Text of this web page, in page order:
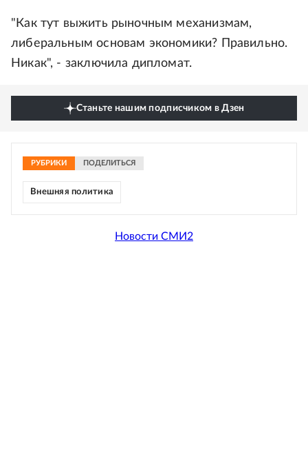
"Как тут выжить рыночным механизмам,
либеральным основам экономики? Правильно.
Никак", - заключила дипломат.
Станьте нашим подписчиком в Дзен
РУБРИКИ ПОДЕЛИТЬСЯ
Внешняя политика
Новости СМИ2